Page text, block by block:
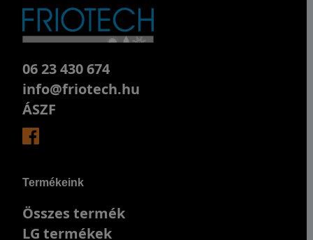
06 23 430 674
info@friotech.hu
ÁSZF
Termékeink
Összes termék
LG termékek